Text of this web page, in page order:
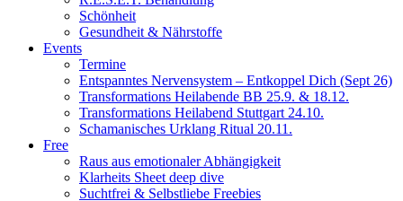
Schönheit
Gesundheit & Nährstoffe
Events
Termine
Entspanntes Nervensystem – Entkoppel Dich (Sept 26)
Transformations Heilabende BB 25.9. & 18.12.
Transformations Heilabend Stuttgart 24.10.
Schamanisches Urklang Ritual 20.11.
Free
Raus aus emotionaler Abhängigkeit
Klarheits Sheet deep dive
Suchtfrei & Selbstliebe Freebies